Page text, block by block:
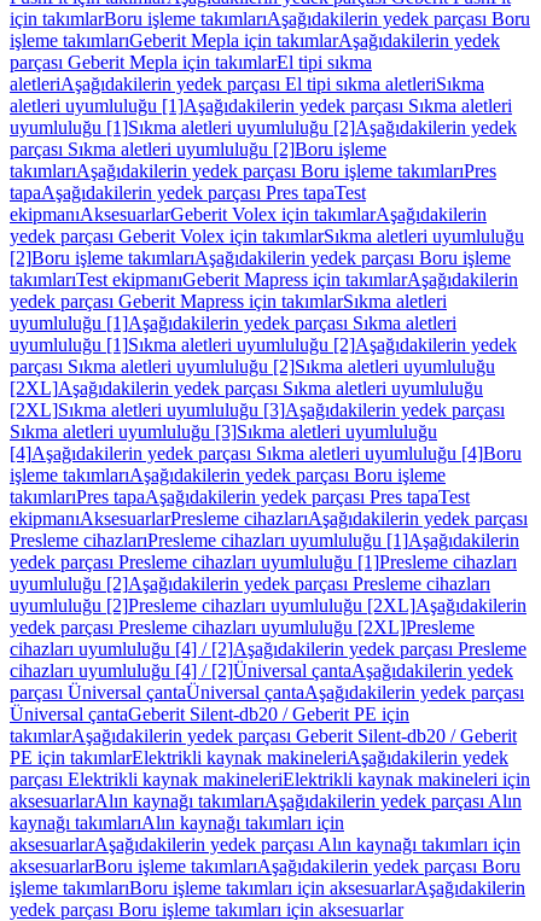
için takımlarBoru işleme takımlarıAşağıdakilerin yedek parçası Boru
işleme takımlarıGeberit Mepla için takımlarAşağıdakilerin yedek
parçası Geberit Mepla için takımlarEl tipi sıkma
aletleriAşağıdakilerin yedek parçası El tipi sıkma aletleriSıkma
aletleri uyumluluğu [1]Aşağıdakilerin yedek parçası Sıkma aletleri
uyumluluğu [1]Sıkma aletleri uyumluluğu [2]Aşağıdakilerin yedek
parçası Sıkma aletleri uyumluluğu [2]Boru işleme
takımlarıAşağıdakilerin yedek parçası Boru işleme takımlarıPres
tapaAşağıdakilerin yedek parçası Pres tapaTest
ekipmanıAksesuarlarGeberit Volex için takımlarAşağıdakilerin
yedek parçası Geberit Volex için takımlarSıkma aletleri uyumluluğu
[2]Boru işleme takımlarıAşağıdakilerin yedek parçası Boru işleme
takımlarıTest ekipmanıGeberit Mapress için takımlarAşağıdakilerin
yedek parçası Geberit Mapress için takımlarSıkma aletleri
uyumluluğu [1]Aşağıdakilerin yedek parçası Sıkma aletleri
uyumluluğu [1]Sıkma aletleri uyumluluğu [2]Aşağıdakilerin yedek
parçası Sıkma aletleri uyumluluğu [2]Sıkma aletleri uyumluluğu
[2XL]Aşağıdakilerin yedek parçası Sıkma aletleri uyumluluğu
[2XL]Sıkma aletleri uyumluluğu [3]Aşağıdakilerin yedek parçası
Sıkma aletleri uyumluluğu [3]Sıkma aletleri uyumluluğu
[4]Aşağıdakilerin yedek parçası Sıkma aletleri uyumluluğu [4]Boru
işleme takımlarıAşağıdakilerin yedek parçası Boru işleme
takımlarıPres tapaAşağıdakilerin yedek parçası Pres tapaTest
ekipmanıAksesuarlarPresleme cihazlarıAşağıdakilerin yedek parçası
Presleme cihazlarıPresleme cihazları uyumluluğu [1]Aşağıdakilerin
yedek parçası Presleme cihazları uyumluluğu [1]Presleme cihazları
uyumluluğu [2]Aşağıdakilerin yedek parçası Presleme cihazları
uyumluluğu [2]Presleme cihazları uyumluluğu [2XL]Aşağıdakilerin
yedek parçası Presleme cihazları uyumluluğu [2XL]Presleme
cihazları uyumluluğu [4] / [2]Aşağıdakilerin yedek parçası Presleme
cihazları uyumluluğu [4] / [2]Üniversal çantaAşağıdakilerin yedek
parçası Üniversal çantaÜniversal çantaAşağıdakilerin yedek parçası
Üniversal çantaGeberit Silent-db20 / Geberit PE için
takımlarAşağıdakilerin yedek parçası Geberit Silent-db20 / Geberit
PE için takımlarElektrikli kaynak makineleriAşağıdakilerin yedek
parçası Elektrikli kaynak makineleriElektrikli kaynak makineleri için
aksesuarlarAlın kaynağı takımlarıAşağıdakilerin yedek parçası Alın
kaynağı takımlarıAlın kaynağı takımları için
aksesuarlarAşağıdakilerin yedek parçası Alın kaynağı takımları için
aksesuarlarBoru işleme takımlarıAşağıdakilerin yedek parçası Boru
işleme takımlarıBoru işleme takımları için aksesuarlarAşağıdakilerin
yedek parçası Boru işleme takımları için aksesuarlar